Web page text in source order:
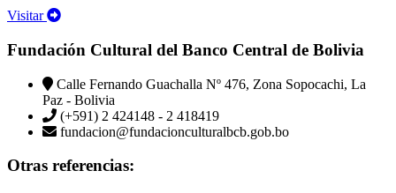
Visitar
Fundación Cultural del Banco Central de Bolivia
Calle Fernando Guachalla Nº 476, Zona Sopocachi, La
Paz - Bolivia
(+591) 2 424148 - 2 418419
fundacion@fundacionculturalbcb.gob.bo
Otras referencias: